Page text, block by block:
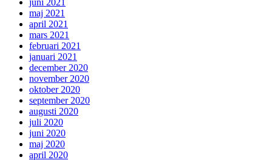
maj 2021
april 2021
mars 2021
februari 2021
januari 2021
december 2020
november 2020
oktober 2020
september 2020
augusti 2020
juli 2020
juni 2020
maj 2020
april 2020